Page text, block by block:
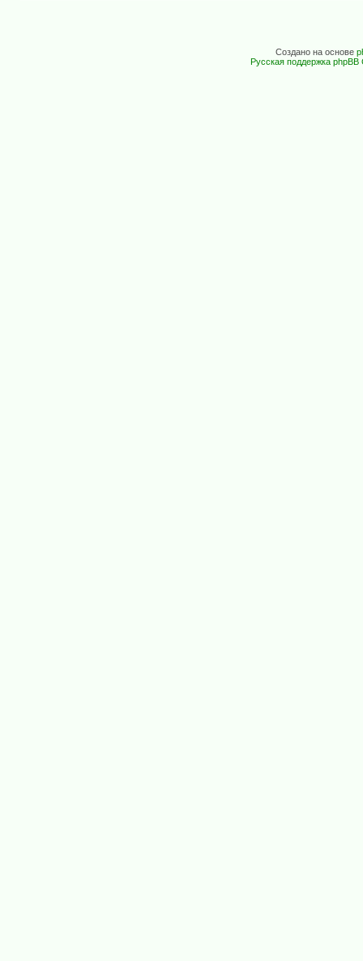
Создано на основе
Русская поддержка phpBB